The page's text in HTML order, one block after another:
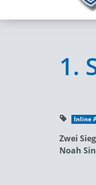
1.
Inline
Zwei
Noah